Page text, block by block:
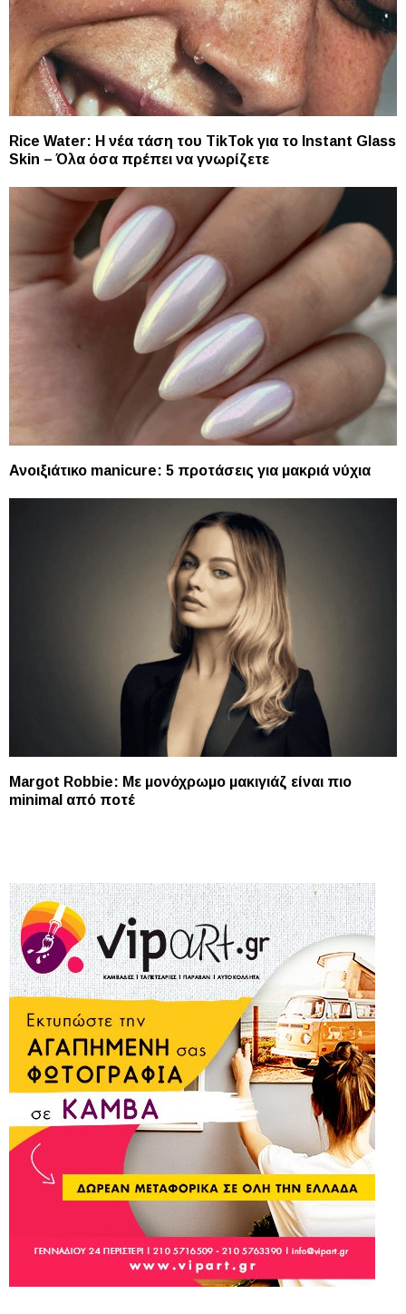
Rice Water: Η νέα τάση του TikTok για το Instant Glass
Skin – Όλα όσα πρέπει να γνωρίζετε
Ανοιξιάτικο manicure: 5 προτάσεις για μακριά νύχια
Margot Robbie: Με μονόχρωμο μακιγιάζ είναι πιο
minimal από ποτέ